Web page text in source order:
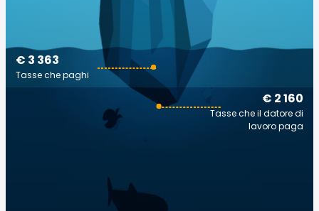
€ 2 160
Tasse che il datore di
lavoro paga
€ 3 363
Tasse che paghi